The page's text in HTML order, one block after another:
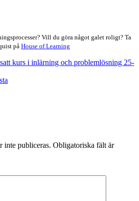
Vill du göra något galet roligt? Ta
på House of Learning
kurs i inlärning och problemlösning 25-
inte publiceras. Obligatoriska fält är